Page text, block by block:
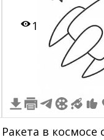
1
Ракета в космосе